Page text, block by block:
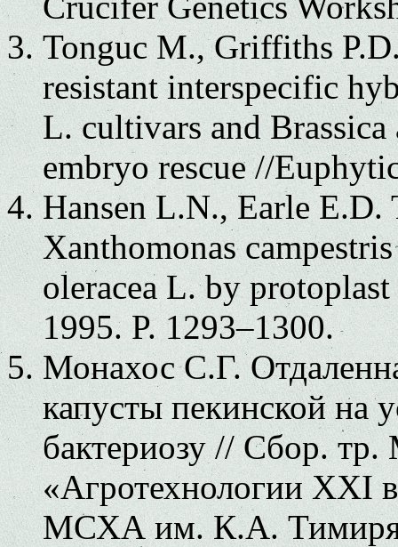
Tonguc M., Griffiths
resistant interspecific
L. cultivars and
embryo rescue //
Hansen L.N., Earle E.D.
Xanthomonas
oleracea L. by
1995. P. 1293–1300.
Монахос С.Г.
капусты пекинской на
бактериозу // Сбор.
«Агротехнологии
МСХА им. К.А.